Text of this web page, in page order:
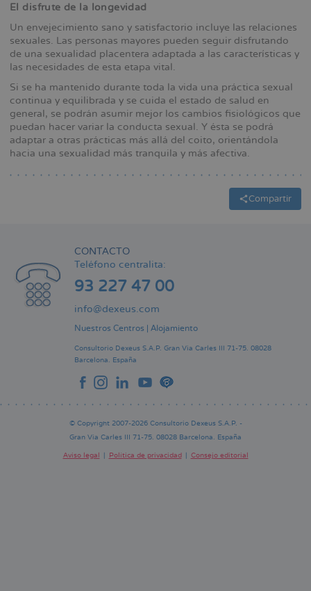
El disfrute de la longevidad
Un envejecimiento sano y satisfactorio incluye las relaciones
sexuales. Las personas mayores pueden seguir disfrutando
de una sexualidad placentera adaptada a las características y
las necesidades de esta etapa vital.
Si se ha mantenido durante toda la vida una práctica sexual
continua y equilibrada y se cuida el estado de salud en
general, se podrán asumir mejor los cambios fisiológicos que
puedan hacer variar la conducta sexual. Y ésta se podrá
adaptar a otras prácticas más allá del coito, orientándola
hacia una sexualidad más tranquila y más afectiva.
Compartir
CONTACTO
Teléfono centralita:
93 227 47 00
info@dexeus.com
Nuestros Centros Alojamiento
Consultorio Dexeus S.A.P. Gran Via Carles III 71-75. 08028
Barcelona. España
© Copyright 2007-2026 Consultorio Dexeus S.A.P. -
Gran Via Carles III 71-75. 08028 Barcelona. España
Aviso legal Política de privacidad Consejo editorial